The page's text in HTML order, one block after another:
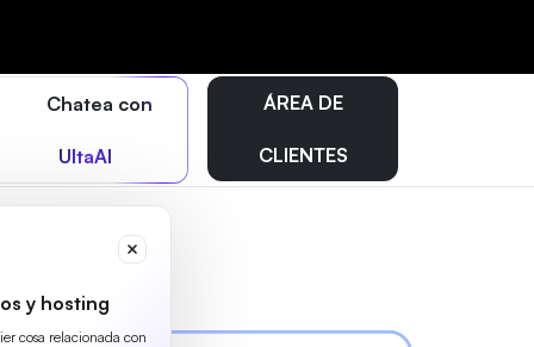
Chatea con
UltaAI
y hosting
cosa relacionada con
ÁREA DE
CLIENTES